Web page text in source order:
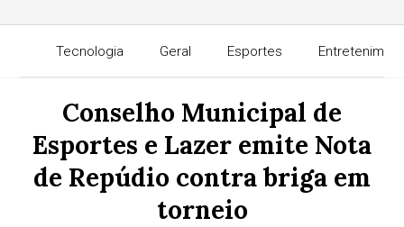
Tecnologia Geral Esportes
Conselho Municipal de
Esportes e Lazer emite Nota
de Repúdio contra briga em
torneio